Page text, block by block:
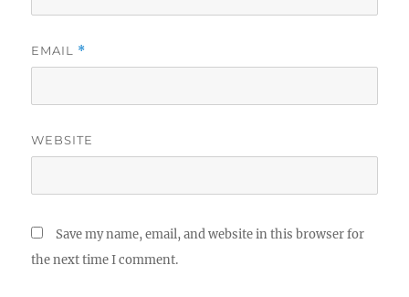
EMAIL *
WEBSITE
Save my name, email, and website in this browser for
the next time I comment.